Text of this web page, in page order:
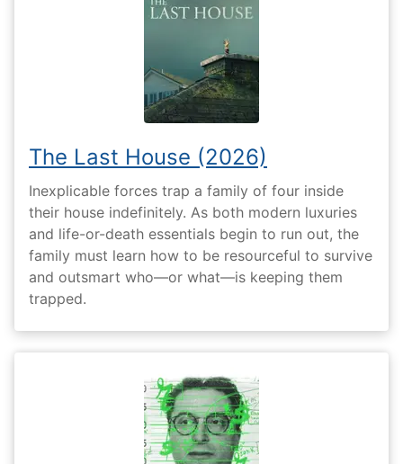
The Last House (2026)
Inexplicable forces trap a family of four inside
their house indefinitely. As both modern luxuries
and life-or-death essentials begin to run out, the
family must learn how to be resourceful to survive
and outsmart who—or what—is keeping them
trapped.